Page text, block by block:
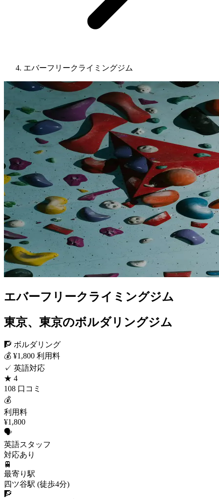
エバーフリークライミングジム
エバーフリークライミングジム
東京、東京のボルダリングジム
🧗 ボルダリング
💰 ¥1,800 利用料
✓ 英語対応
★ 4
108 口コミ
💰
利用料
¥1,800
🗣️
英語スタッフ
対応あり
🚆
最寄り駅
四ツ谷駅 (徒歩4分)
🧗